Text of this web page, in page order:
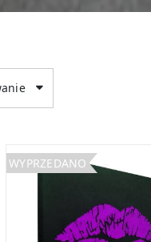
WYPRZEDANO